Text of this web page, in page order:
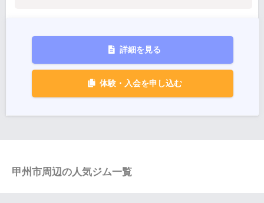
詳細を見る
体験・入会を申し込む
甲州市周辺の人気ジム一覧